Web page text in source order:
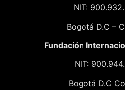
NIT:
Bogotá D.C –
Fundación
NIT:
Bogotá D.C